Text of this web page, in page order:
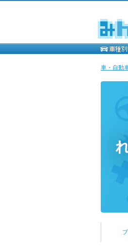
車・自動